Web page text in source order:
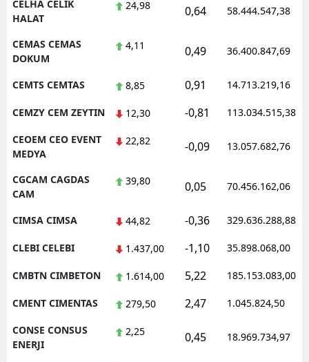
CELHA CELIK
HALAT
24,98 0,64 58.444.547,38
CEMAS CEMAS
DOKUM
4,11 0,49 36.400.847,69
CEMTS CEMTAS 8,85 0,91 14.713.219,16
CEMZY CEM ZEYTIN 12,30 -0,81 113.034.515,38
CEOEM CEO EVENT
MEDYA
22,82 -0,09 13.057.682,76
CGCAM CAGDAS
CAM
39,80 0,05 70.456.162,06
CIMSA CIMSA 44,82 -0,36 329.636.288,88
CLEBI CELEBI 1.437,00 -1,10 35.898.068,00
CMBTN CIMBETON 1.614,00 5,22 185.153.083,00
CMENT CIMENTAS 279,50 2,47 1.045.824,50
CONSE CONSUS
ENERJI
2,25 0,45 18.969.734,97